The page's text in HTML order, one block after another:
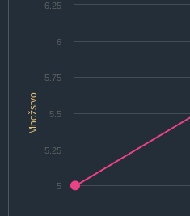
Množstvo
5
5.25
5.5
5.75
6
6.25